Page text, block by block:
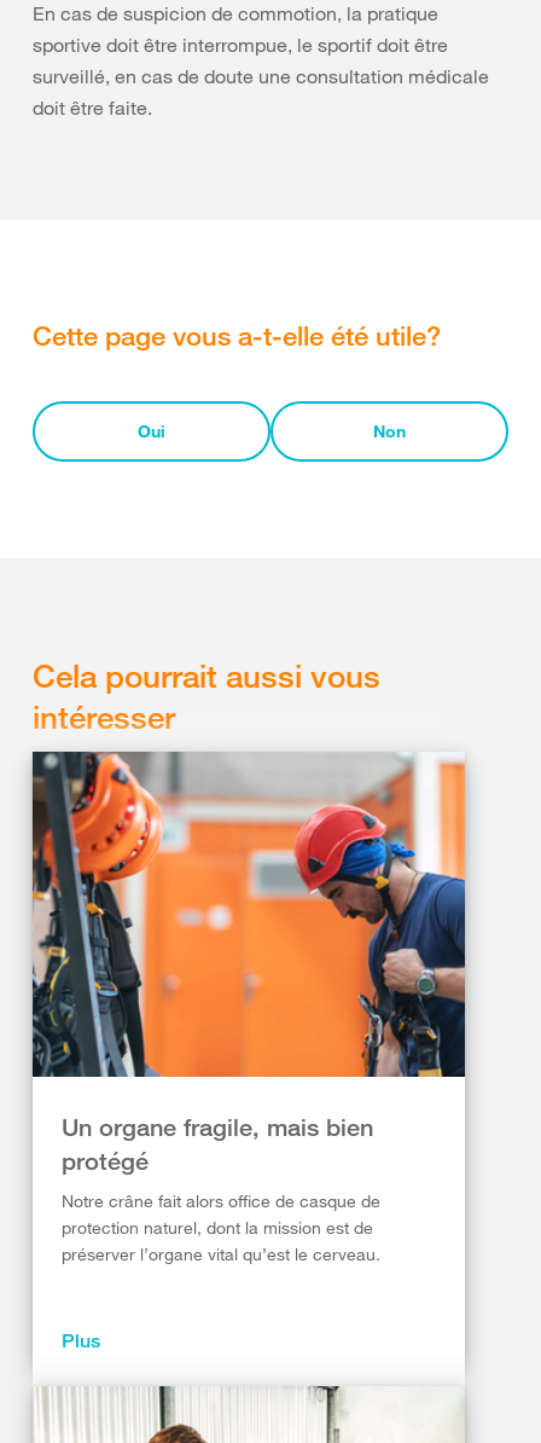
En cas de suspicion de commotion, la pratique
sportive doit être interrompue, le sportif doit être
surveillé, en cas de doute une consultation médicale
doit être faite.
Cette page vous a-t-elle été utile?
Oui Non
Cela pourrait aussi vous
intéresser
Un organe fragile, mais bien
protégé
Notre crâne fait alors office de casque de
protection naturel, dont la mission est de
préserver l’organe vital qu’est le cerveau.
Plus